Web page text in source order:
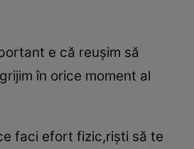
e că reuşim să
în orice moment al
faci efort fizic,rişti să te